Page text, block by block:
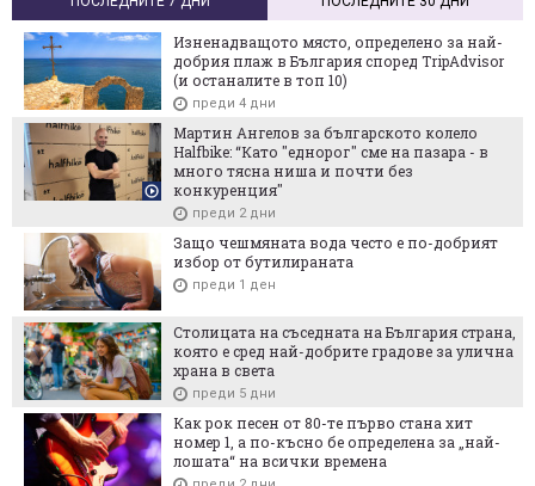
Изненадващото място, определено за най-
добрия плаж в България според TripAdvisor
(и останалите в топ 10)
преди 4 дни
Мартин Ангелов за българското колело
Halfbike: “Като "еднорог" сме на пазара - в
много тясна ниша и почти без
конкуренция"
преди 2 дни
Защо чешмяната вода често е по-добрият
избор от бутилираната
преди 1 ден
Столицата на съседната на България страна,
която е сред най-добрите градове за улична
храна в света
преди 5 дни
Как рок песен от 80-те първо стана хит
номер 1, а по-късно бе определена за „най-
лошата“ на всички времена